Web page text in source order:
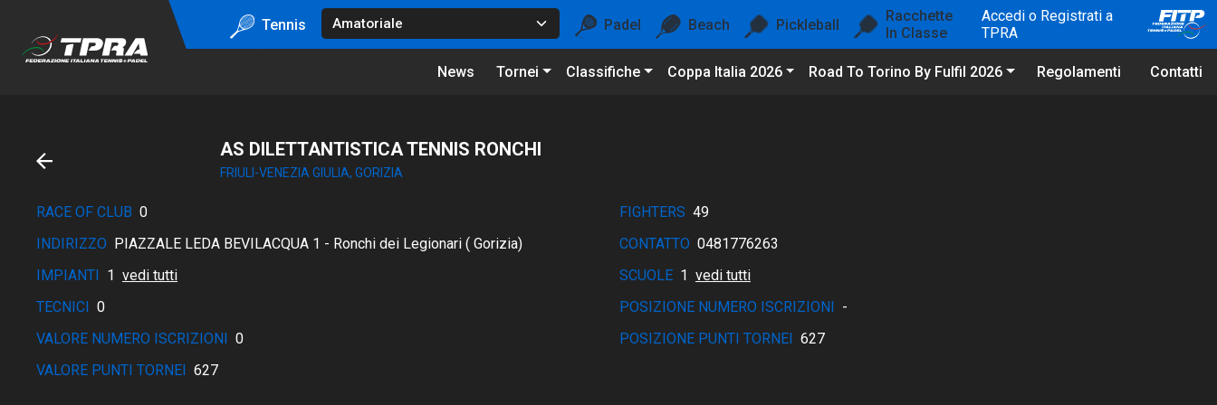
Tennis Padel Beach Pickleball
Racchette
In Classe
Accedi o Registrati a
TPRA
News Tornei Classifiche Coppa Italia 2026 Road To Torino By Fulfil 2026 Regolamenti Contatti
AS DILETTANTISTICA TENNIS RONCHI
FRIULI-VENEZIA GIULIA, GORIZIA
RACE OF CLUB 0 FIGHTERS 49
INDIRIZZO PIAZZALE LEDA BEVILACQUA 1 - Ronchi dei Legionari ( Gorizia) CONTATTO 0481776263
IMPIANTI 1 vedi tutti SCUOLE 1 vedi tutti
TECNICI 0 POSIZIONE NUMERO ISCRIZIONI -
VALORE NUMERO ISCRIZIONI 0 POSIZIONE PUNTI TORNEI 627
VALORE PUNTI TORNEI 627